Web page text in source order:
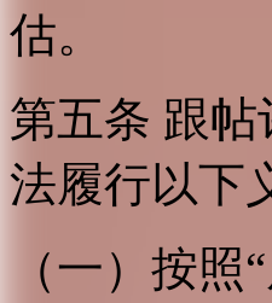
估。
第五条 跟
法履行以下
（一）按